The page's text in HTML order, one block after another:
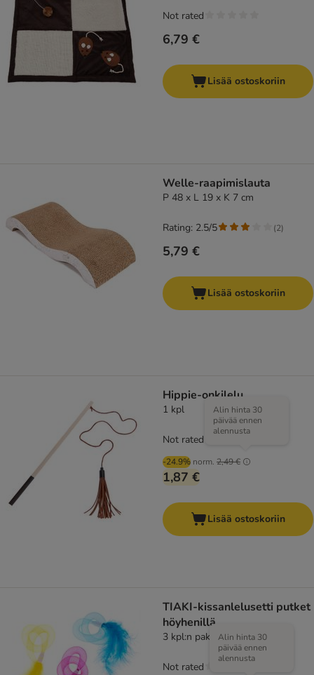
6,79 €
Not rated
Lisää ostoskoriin
Welle-raapimislauta
P 48 x L 19 x K 7 cm
5,79 €
Rating: 2.5/5 (2)
Lisää ostoskoriin
Hippie-onkilelu
1 kpl
-24.9% norm. 2,49 €
Alin hinta 30
päivää ennen
alennusta
1,87 €
Not rated
Lisää ostoskoriin
TIAKI-kissanlelusetti putket
höyhenillä
3 kpl:n pakkausAlin hinta 30
päivää ennen
alennusta
Not rated